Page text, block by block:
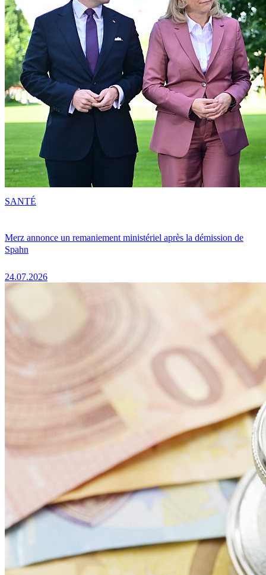
Merz annonce un remaniement ministériel après la démission de
Spahn
24.07.2026
SANTÉ